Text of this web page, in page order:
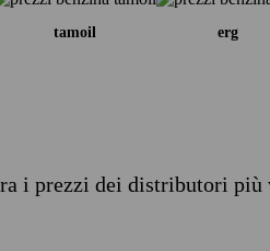
tamoil erg
i prezzi dei distributori più